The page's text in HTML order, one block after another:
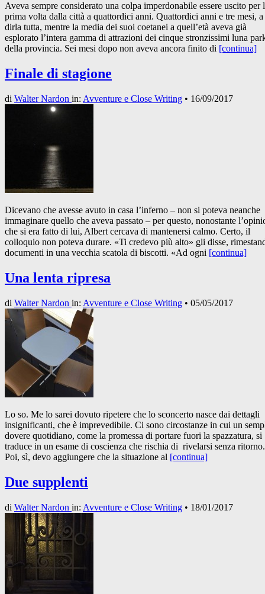
Aveva sempre considerato una colpa imperdonabile essere uscito per
prima volta dalla città a quattordici anni. Quattordici anni e tre mesi, a
dirla tutta, mentre la media dei suoi coetanei a quell’età aveva già
esplorato l’intera gamma di attrazioni dei cinque stronzissimi luna
della provincia. Sei mesi dopo non aveva ancora finito di [continua]
Finale di stagione
di Walter Nardon in: Avventure e Close Writing • 16/09/2017
Dicevano che avesse avuto in casa l’inferno – non si poteva neanche
immaginare quello che aveva passato – per questo, nonostante
che si era fatto di lui, Albert cercava di mantenersi calmo. Certo, il
colloquio non poteva durare. «Ti credevo più alto» gli disse,
documenti in una vecchia scatola di biscotti. «Ad ogni [continua]
Una lenta ripresa
di Walter Nardon in: Avventure e Close Writing • 05/05/2017
Lo so. Me lo sarei dovuto ripetere che lo sconcerto nasce dai dettagli
insignificanti, che è imprevedibile. Ci sono circostanze in cui un
dovere quotidiano, come la promessa di portare fuori la spazzatura, si
traduce in un esame di coscienza che rischia di rivelarsi senza ritorno.
Poi, sì, devo aggiungere che la situazione al [continua]
Due supplenti
di Walter Nardon in: Avventure e Close Writing • 18/01/2017